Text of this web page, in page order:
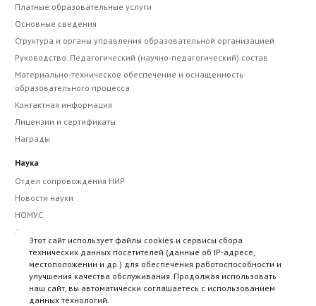
Платные образовательные услуги
Основные сведения
Структура и органы управления образовательной организацией
Руководство. Педагогический (научно-педагогический) состав
Материально-техническое обеспечение и оснащенность
образовательного процесса
Контактная информация
Лицензии и сертификаты
Награды
Наука
Отдел сопровождения НИР
Новости науки
НОМУС
Авторам рукописей
Этика научных публикаций
Научно-практические мероприятия
Сборники научных трудов
Научный журнал "Фармация и фармакология"
Этот сайт использует файлы cookies и сервисы сбора
технических данных посетителей (данные об IP-адресе,
местоположении и др.) для обеспечения работоспособности и
улучшения качества обслуживания. Продолжая использовать
наш сайт, вы автоматически соглашаетесь с использованием
данных технологий.